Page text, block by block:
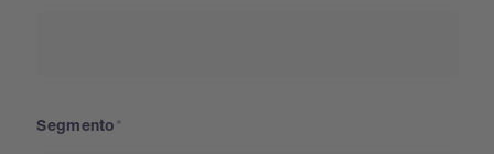
Segmento